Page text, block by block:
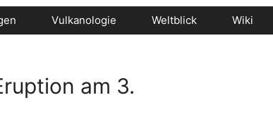
Vulkanologie Weltblick Wiki
am 3.